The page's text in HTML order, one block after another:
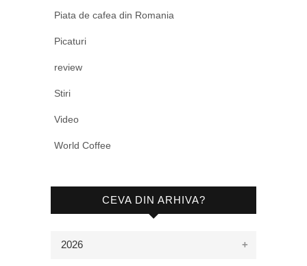
Piata de cafea din Romania
Picaturi
review
Stiri
Video
World Coffee
CEVA DIN ARHIVA?
2026